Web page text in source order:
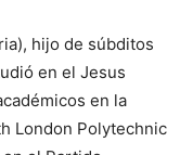
hijo de súbditos
en el Jesus
en la
London Polytechnic